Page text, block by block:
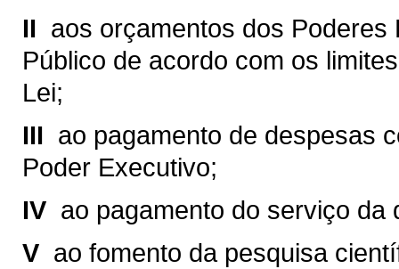
II  aos orçamentos dos
Público de acordo com os
Lei;
III  ao pagamento de despesas
Poder Executivo;
IV  ao pagamento do serviço da
V  ao fomento da pesquisa